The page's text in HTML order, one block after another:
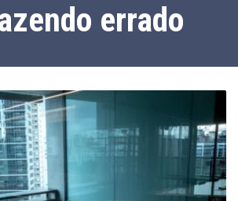
errado